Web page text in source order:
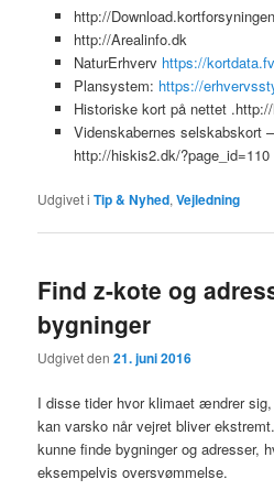
http://
http://Arealinfo.dk
NaturErhverv https://
Plansystem: https://
Historiske kort på nettet
Videnskabernes selskabskort
http://hiskis2.dk/?page_id=110
Udgivet i Tip & Nyhed,Vejledning
Find z-kote og
bygninger
Udgivet den21. juni 2016
I disse tider hvor klimaet ændrer
kan varsko når vejret bliver
kunne finde bygninger og adresser,
eksempelvis oversvømmelse.